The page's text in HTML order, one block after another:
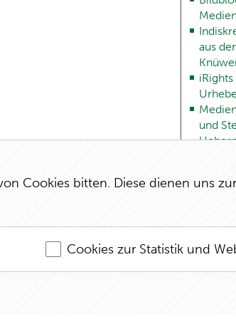
Cookies bitten. Diese dienen uns
Cookies zur Statistik und
aus
und
Social